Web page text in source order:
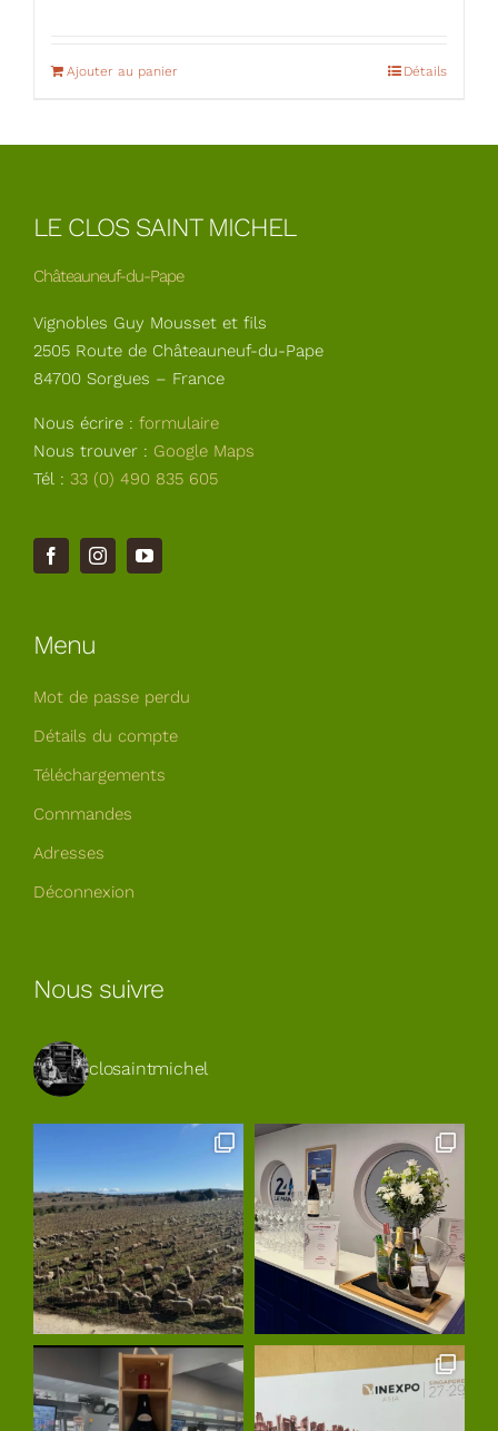
Ajouter au panier Détails
LE CLOS SAINT MICHEL
Châteauneuf-du-Pape
Vignobles Guy Mousset et fils
2505 Route de Châteauneuf-du-Pape
84700 Sorgues – France
Nous écrire : formulaire
Nous trouver : Google Maps
Tél : 33 (0) 490 835 605
Menu
Mot de passe perdu
Détails du compte
Téléchargements
Commandes
Adresses
Déconnexion
Nous suivre
closaintmichel